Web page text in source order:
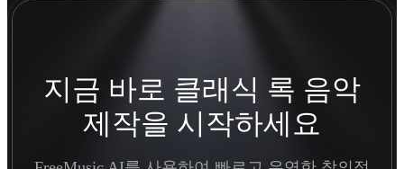
지금 바로 클래식 록 음악
제작을 시작하세요